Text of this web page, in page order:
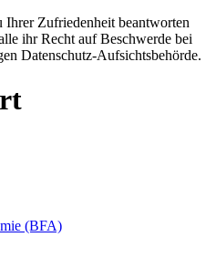
Zufriedenheit beantworten
ihr Recht auf Beschwerde bei
Datenschutz-Aufsichtsbehörde.
(BFA)